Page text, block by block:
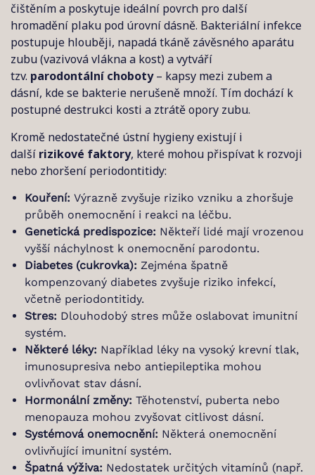
čištěním a poskytuje ideální povrch pro další
hromadění plaku pod úrovní dásně. Bakteriální infekce
postupuje hlouběji, napadá tkáně závěsného aparátu
zubu (vazivová vlákna a kost) a vytváří
tzv. parodontální choboty– kapsy mezi zubem a
dásní, kde se bakterie nerušeně množí. Tím dochází k
postupné destrukci kosti a ztrátě opory zubu.
Kromě nedostatečné ústní hygieny existují i
další rizikové faktory, které mohou přispívat k rozvoji
nebo zhoršení periodontitidy:
Kouření: Výrazně zvyšuje riziko vzniku a zhoršuje
průběh onemocnění i reakci na léčbu.
Genetická predispozice: Někteří lidé mají vrozenou
vyšší náchylnost k onemocnění parodontu.
Diabetes (cukrovka): Zejména špatně
kompenzovaný diabetes zvyšuje riziko infekcí,
včetně periodontitidy.
Stres: Dlouhodobý stres může oslabovat imunitní
systém.
Některé léky: Například léky na vysoký krevní tlak,
imunosupresiva nebo antiepileptika mohou
ovlivňovat stav dásní.
Hormonální změny: Těhotenství, puberta nebo
menopauza mohou zvyšovat citlivost dásní.
Systémová onemocnění: Některá onemocnění
ovlivňující imunitní systém.
Špatná výživa: Nedostatek určitých vitamínů (např.